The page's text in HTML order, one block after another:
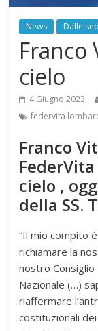
News Dalle
Franco
cielo
4 Giugno 2023
federvita
Franco
cielo ,
della SS.
“Il mio compito
richiamare la
nostro
Nazionale (…)
riaffermare
costituzionali